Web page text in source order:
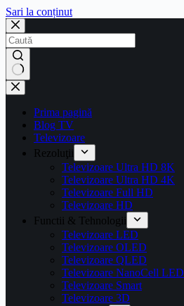
Sari la conținut
Prima pagină
Blog TV
Televizoare
Rezoluţii
Televizoare Ultra HD 8K
Televizoare Ultra HD 4K
Televizoare Full HD
Televizoare HD
Functii & Tehnologii
Televizoare LED
Televizoare OLED
Televizoare QLED
Televizoare NanoCell LED
Televizoare Smart
Televizoare 3D